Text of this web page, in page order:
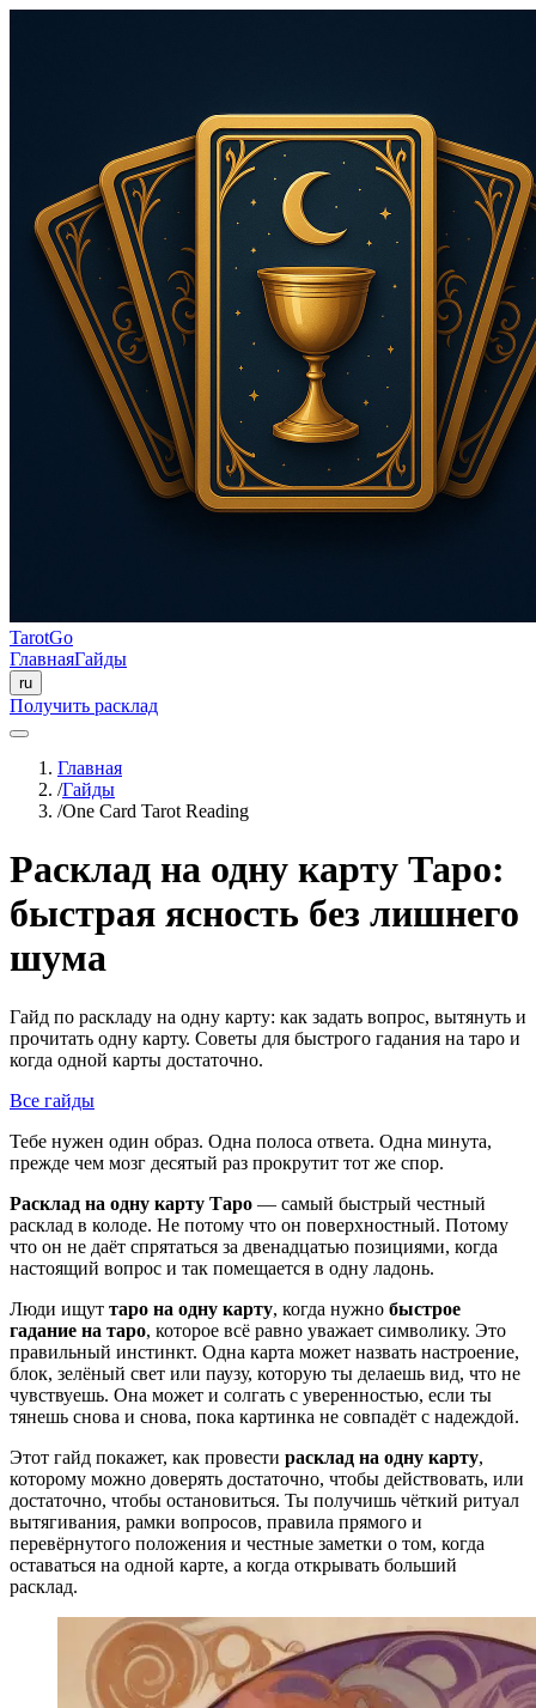
TarotGo
ГлавнаяГайды
ru
Получить расклад
Главная
/Гайды
/One Card Tarot Reading
Расклад на одну карту Таро:
быстрая ясность без лишнего
шума
Гайд по раскладу на одну карту: как задать вопрос, вытянуть и
прочитать одну карту. Советы для быстрого гадания на таро и
когда одной карты достаточно.
Все гайды
Тебе нужен один образ. Одна полоса ответа. Одна минута,
прежде чем мозг десятый раз прокрутит тот же спор.
Расклад на одну карту Таро — самый быстрый честный
расклад в колоде. Не потому что он поверхностный. Потому
что он не даёт спрятаться за двенадцатью позициями, когда
настоящий вопрос и так помещается в одну ладонь.
Люди ищут таро на одну карту, когда нужно быстрое
гадание на таро, которое всё равно уважает символику. Это
правильный инстинкт. Одна карта может назвать настроение,
блок, зелёный свет или паузу, которую ты делаешь вид, что не
чувствуешь. Она может и солгать с уверенностью, если ты
тянешь снова и снова, пока картинка не совпадёт с надеждой.
Этот гайд покажет, как провести расклад на одну карту,
которому можно доверять достаточно, чтобы действовать, или
достаточно, чтобы остановиться. Ты получишь чёткий ритуал
вытягивания, рамки вопросов, правила прямого и
перевёрнутого положения и честные заметки о том, когда
оставаться на одной карте, а когда открывать больший
расклад.